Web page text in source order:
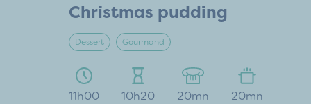
Christmas pudding
Dessert Gourmand
11h00 10h20 20mn 20mn